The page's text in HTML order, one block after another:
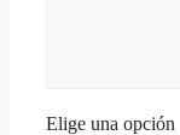
Elige una opción